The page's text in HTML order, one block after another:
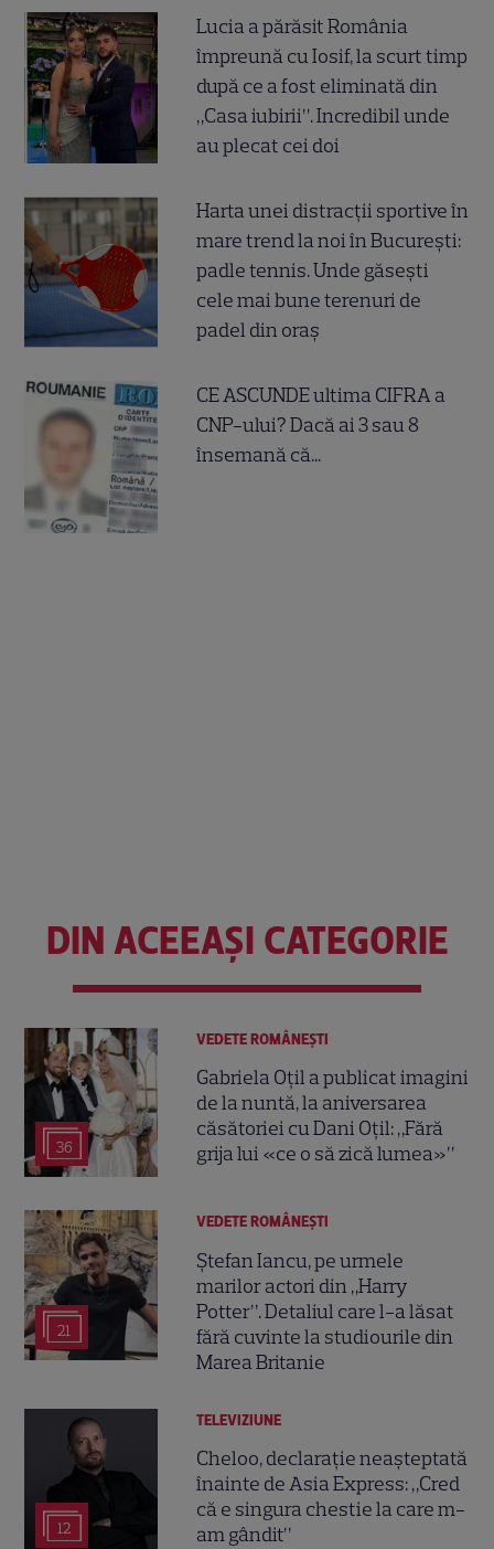
Lucia a părăsit România
împreună cu Iosif, la scurt timp
după ce a fost eliminată din
„Casa iubirii”. Incredibil unde
au plecat cei doi
Harta unei distracții sportive în
mare trend la noi în București:
padle tennis. Unde găsești
cele mai bune terenuri de
padel din oraș
CE ASCUNDE ultima CIFRA a
CNP-ului? Dacă ai 3 sau 8
însemană că...
DIN ACEEAȘI CATEGORIE
36
VEDETE ROMÂNEŞTI
Gabriela Oțil a publicat imagini
de la nuntă, la aniversarea
căsătoriei cu Dani Oțil: „Fără
grija lui «ce o să zică lumea»”
21
VEDETE ROMÂNEŞTI
Ștefan Iancu, pe urmele
marilor actori din „Harry
Potter”. Detaliul care l-a lăsat
fără cuvinte la studiourile din
Marea Britanie
12
TELEVIZIUNE
Cheloo, declarație neașteptată
înainte de Asia Express: „Cred
că e singura chestie la care m-
am gândit”